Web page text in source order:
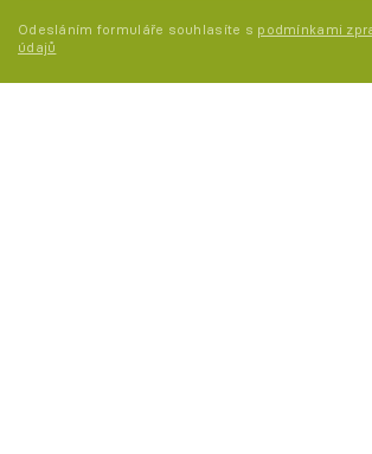
Odesláním formuláře souhlasíte s podmínkami
údajů